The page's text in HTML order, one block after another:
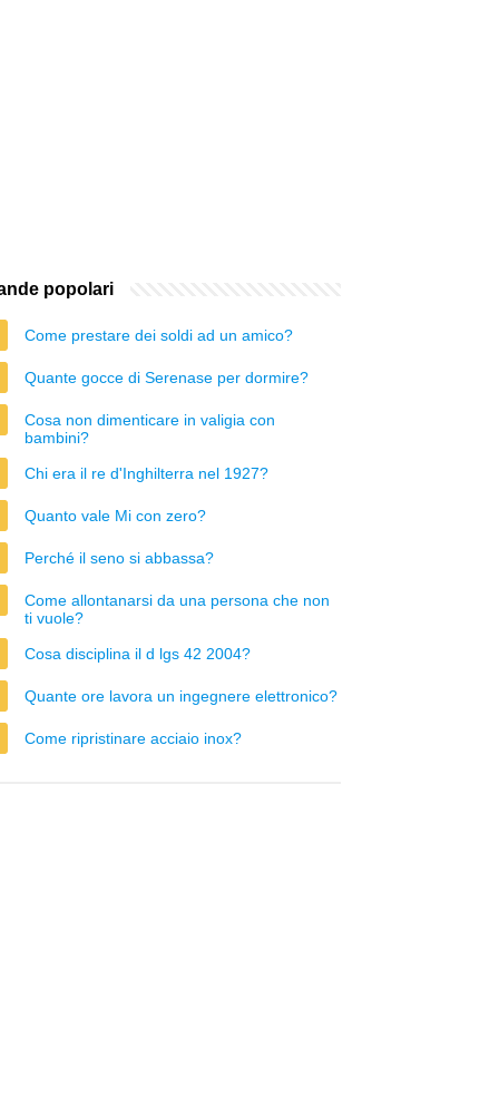
popolari
Come prestare dei soldi ad un amico?
Quante gocce di Serenase per dormire?
Cosa non dimenticare in valigia con
bambini?
Chi era il re d'Inghilterra nel 1927?
Quanto vale Mi con zero?
Perché il seno si abbassa?
Come allontanarsi da una persona che non
ti vuole?
Cosa disciplina il d lgs 42 2004?
Quante ore lavora un ingegnere elettronico?
Come ripristinare acciaio inox?